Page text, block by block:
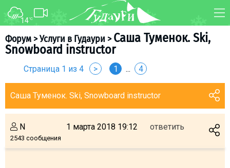
14°C
Форум>Услуги в Гудаури >Саша Туменок. Ski,
Snowboard instructor
Страница 1 из 4 > 1 ... 4
Саша Туменок. Ski, Snowboard instructor
N
2543 сообщения
1 марта 2018 19:12 ответить
ФОРУМ КАРТА
ТРАНСФЕР
О курорте
Схема трасс
Инструкторы
Ски-сервис